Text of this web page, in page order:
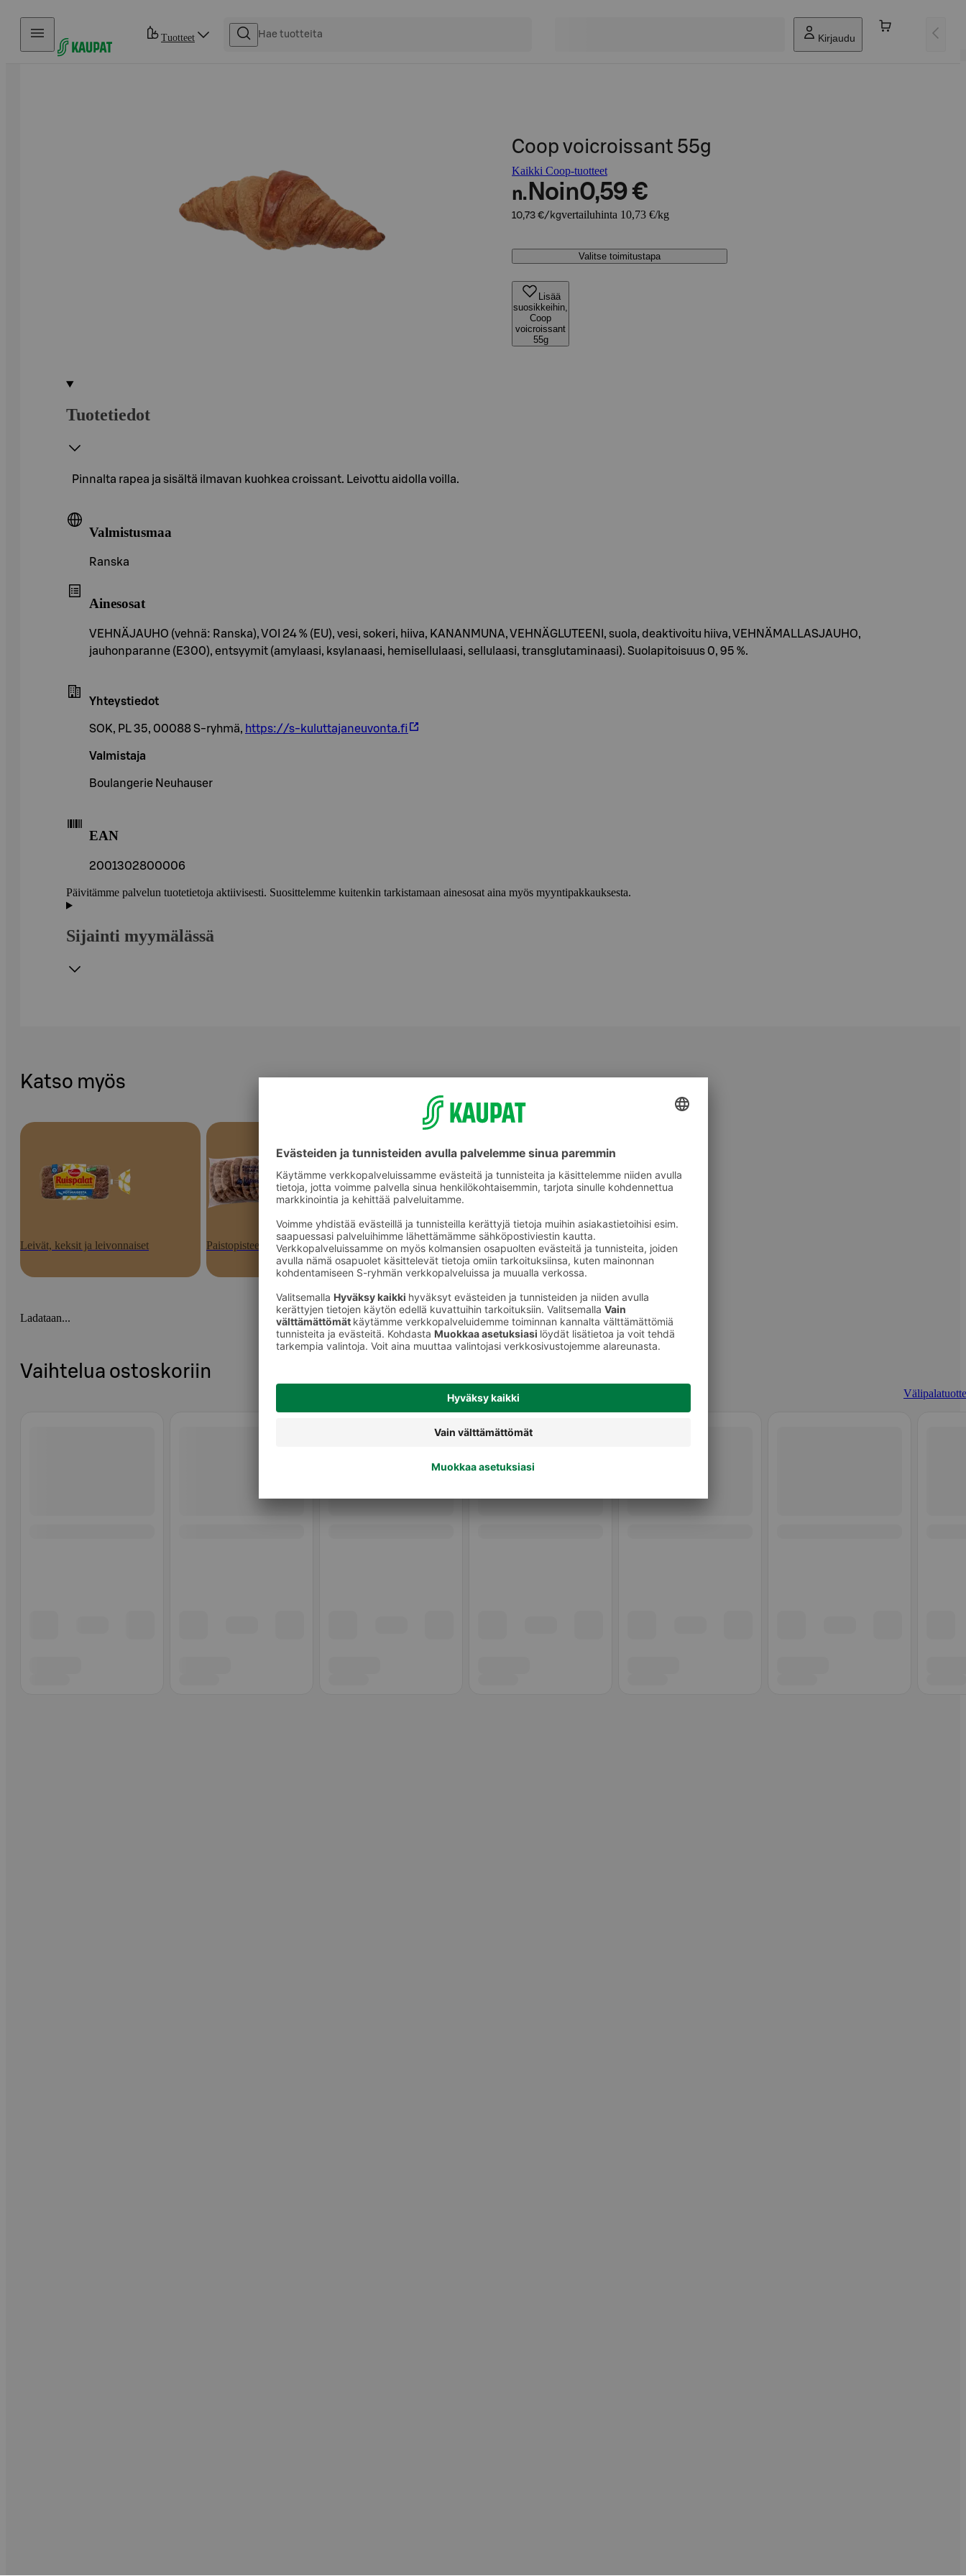
Hyppää sisältöön
Tuotteet Kirjaudu
Coop voicroissant 55g
Kaikki Coop-tuotteet
n. Noin0,59 €
10,73 €/kgvertailuhinta 10,73 €/kg
Valitse toimitustapa
Lisää
suosikkeihin,
Coop
voicroissant
55g
Tuotetiedot
Pinnalta rapea ja sisältä ilmavan kuohkea croissant. Leivottu aidolla voilla.
Valmistusmaa
Ranska
Ainesosat
VEHNÄJAUHO (vehnä: Ranska), VOI 24 % (EU), vesi, sokeri, hiiva, KANANMUNA, VEHNÄGLUTEENI, suola, deaktivoitu hiiva, VEHNÄMALLASJAUHO,
jauhonparanne (E300), entsyymit (amylaasi, ksylanaasi, hemisellulaasi, sellulaasi, transglutaminaasi). Suolapitoisuus 0, 95 %.
Yhteystiedot
SOK, PL 35, 00088 S-ryhmä, https://s-kuluttajaneuvonta.fi
Valmistaja
Boulangerie Neuhauser
EAN
2001302800006
Päivitämme palvelun tuotetietoja aktiivisesti. Suosittelemme kuitenkin tarkistamaan ainesosat aina myös myyntipakkauksesta.
Sijainti myymälässä
Katso myös
Leivät, keksit ja leivonnaiset Paistopisteen tuotteet Välipalatuotteet
Ladataan...
Vaihtelua ostoskoriin